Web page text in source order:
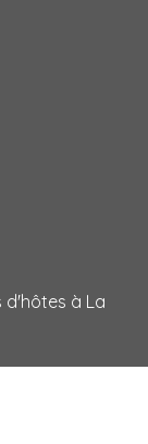
d'hôtes à La